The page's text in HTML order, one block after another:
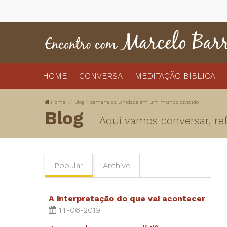
HOME CONVERSA MEDITAÇÃO BÍBLICA
Home Blog Semana da Unidade em um mundo dividido
Blog Aqui vamos conversar,
Popular Archive
A interpretação do que vai acontecer
14-06-2019